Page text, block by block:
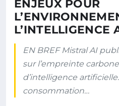
ENJEUX POUR
L’INTELLIGENCE
EN BREF Mistral AI
sur l’empreinte
d’intelligence
consommation…